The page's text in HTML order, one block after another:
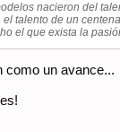
nacieron del
el talento de un
el que exista la
como un avance...